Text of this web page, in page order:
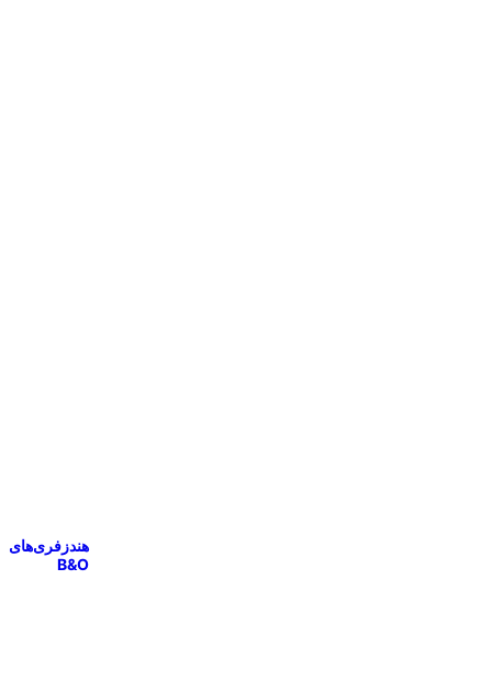
هندزفری‌های
B&O